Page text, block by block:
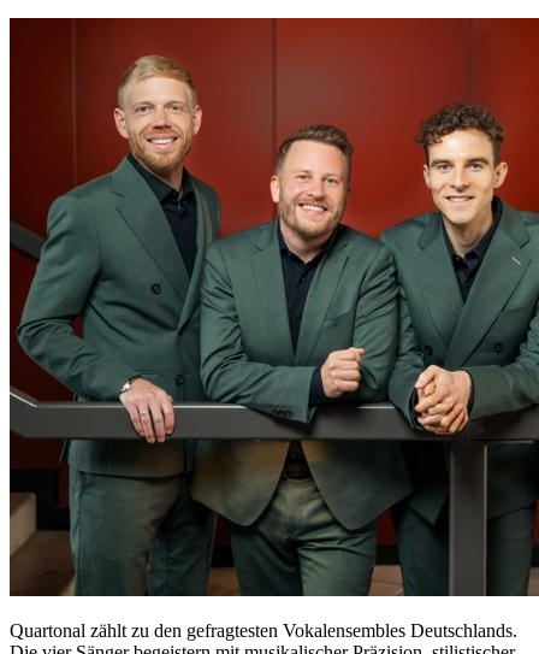
Quartonal zählt zu den gefragtesten Vokalensembles Deutschlands.